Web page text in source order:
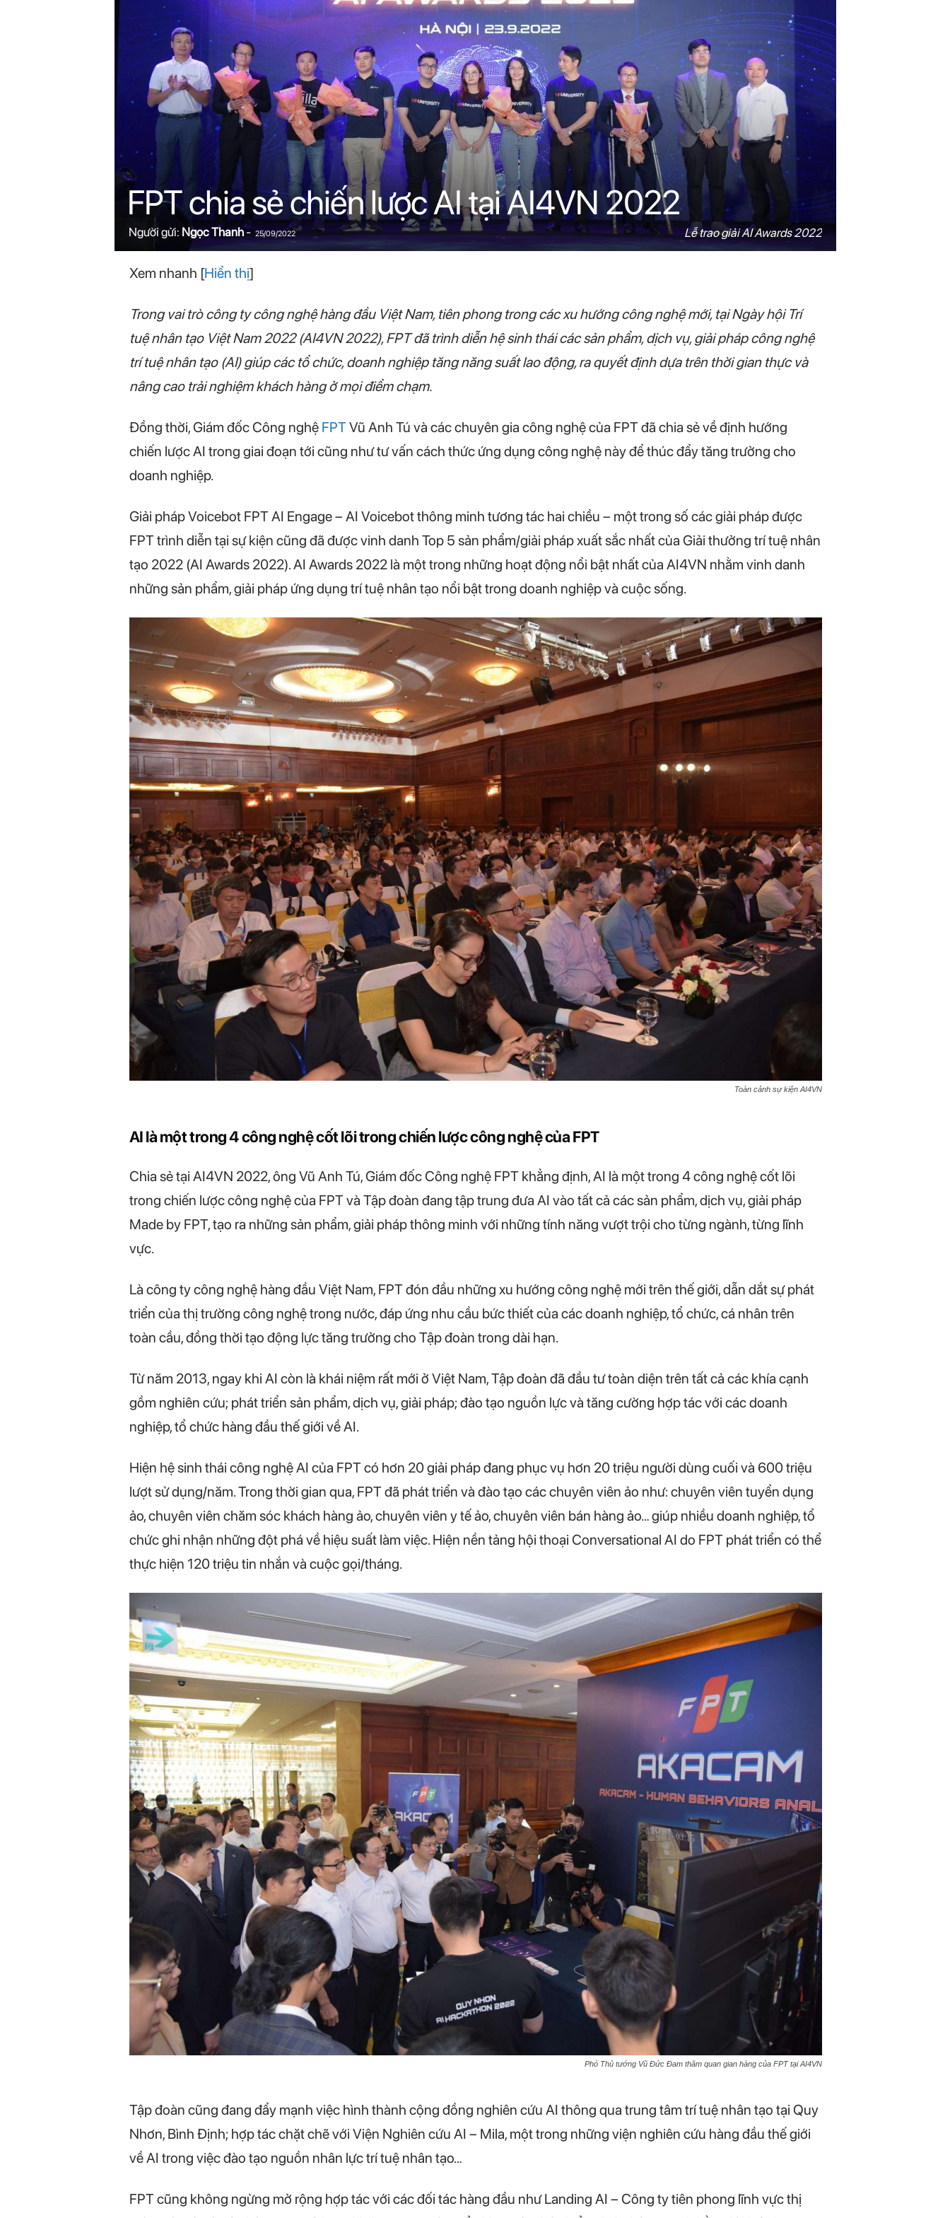
n
n
.
m
Lễ trao giải AI Awards 2022
FPT chia sẻ chiến lược AI tại AI4VN 2022
Người gửi: Ngọc Thanh- 25/09/2022
Xem nhanh [Hiển thị]
Trong vai trò công ty công nghệ hàng đầu Việt Nam, tiên phong trong các xu hướng công nghệ mới, tại Ngày hội Trí
tuệ nhân tạo Việt Nam 2022 (AI4VN 2022), FPT đã trình diễn hệ sinh thái các sản phẩm, dịch vụ, giải pháp công nghệ
trí tuệ nhân tạo (AI) giúp các tổ chức, doanh nghiệp tăng năng suất lao động, ra quyết định dựa trên thời gian thực và
nâng cao trải nghiệm khách hàng ở mọi điểm chạm.
Đồng thời, Giám đốc Công nghệ FPTVũ Anh Tú và các chuyên gia công nghệ của FPT đã chia sẻ về định hướng
chiến lược AI trong giai đoạn tới cũng như tư vấn cách thức ứng dụng công nghệ này để thúc đẩy tăng trưởng cho
doanh nghiệp.
Giải pháp Voicebot FPT AI Engage – AI Voicebot thông minh tương tác hai chiều – một trong số các giải pháp được
FPT trình diễn tại sự kiện cũng đã được vinh danh Top 5 sản phẩm/giải pháp xuất sắc nhất của Giải thưởng trí tuệ nhân
tạo 2022 (AI Awards 2022). AI Awards 2022 là một trong những hoạt động nổi bật nhất của AI4VN nhằm vinh danh
những sản phẩm, giải pháp ứng dụng trí tuệ nhân tạo nổi bật trong doanh nghiệp và cuộc sống.
Toàn cảnh sự kiện AI4VN
AI là một trong 4 công nghệ cốt lõi trong chiến lược công nghệ của FPT
Chia sẻ tại AI4VN 2022, ông Vũ Anh Tú, Giám đốc Công nghệ FPT khẳng định, AI là một trong 4 công nghệ cốt lõi
trong chiến lược công nghệ của FPT và Tập đoàn đang tập trung đưa AI vào tất cả các sản phẩm, dịch vụ, giải pháp
Made by FPT, tạo ra những sản phẩm, giải pháp thông minh với những tính năng vượt trội cho từng ngành, từng lĩnh
vực.
Là công ty công nghệ hàng đầu Việt Nam, FPT đón đầu những xu hướng công nghệ mới trên thế giới, dẫn dắt sự phát
triển của thị trường công nghệ trong nước, đáp ứng nhu cầu bức thiết của các doanh nghiệp, tổ chức, cá nhân trên
toàn cầu, đồng thời tạo động lực tăng trưởng cho Tập đoàn trong dài hạn.
Từ năm 2013, ngay khi AI còn là khái niệm rất mới ở Việt Nam, Tập đoàn đã đầu tư toàn diện trên tất cả các khía cạnh
gồm nghiên cứu; phát triển sản phẩm, dịch vụ, giải pháp; đào tạo nguồn lực và tăng cường hợp tác với các doanh
nghiệp, tổ chức hàng đầu thế giới về AI.
Hiện hệ sinh thái công nghệ AI của FPT có hơn 20 giải pháp đang phục vụ hơn 20 triệu người dùng cuối và 600 triệu
lượt sử dụng/năm. Trong thời gian qua, FPT đã phát triển và đào tạo các chuyên viên ảo như: chuyên viên tuyển dụng
ảo, chuyên viên chăm sóc khách hàng ảo, chuyên viên y tế ảo, chuyên viên bán hàng ảo… giúp nhiều doanh nghiệp, tổ
chức ghi nhận những đột phá về hiệu suất làm việc. Hiện nền tảng hội thoại Conversational AI do FPT phát triển có thể
thực hiện 120 triệu tin nhắn và cuộc gọi/tháng.
Phó Thủ tướng Vũ Đức Đam thăm quan gian hàng của FPT tại AI4VN
Tập đoàn cũng đang đẩy mạnh việc hình thành cộng đồng nghiên cứu AI thông qua trung tâm trí tuệ nhân tạo tại Quy
Nhơn, Bình Định; hợp tác chặt chẽ với Viện Nghiên cứu AI – Mila, một trong những viện nghiên cứu hàng đầu thế giới
về AI trong việc đào tạo nguồn nhân lực trí tuệ nhân tạo…
FPT cũng không ngừng mở rộng hợp tác với các đối tác hàng đầu như Landing AI – Công ty tiên phong lĩnh vực thị